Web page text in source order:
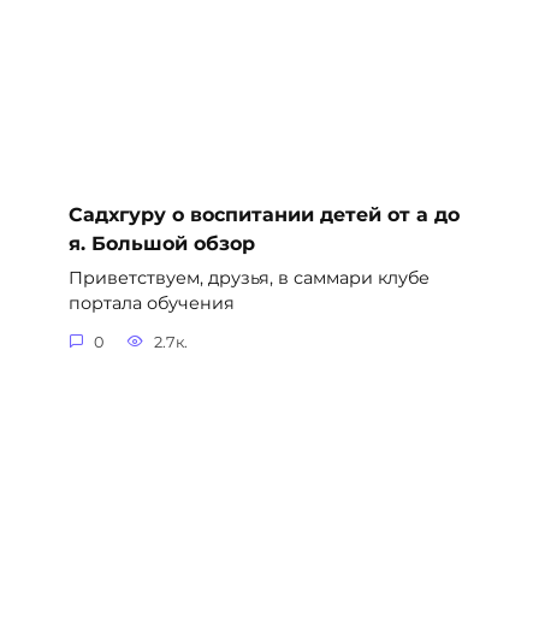
Садхгуру о воспитании детей от а до
я. Большой обзор
Приветствуем, друзья, в саммари клубе
портала обучения
0 2.7к.